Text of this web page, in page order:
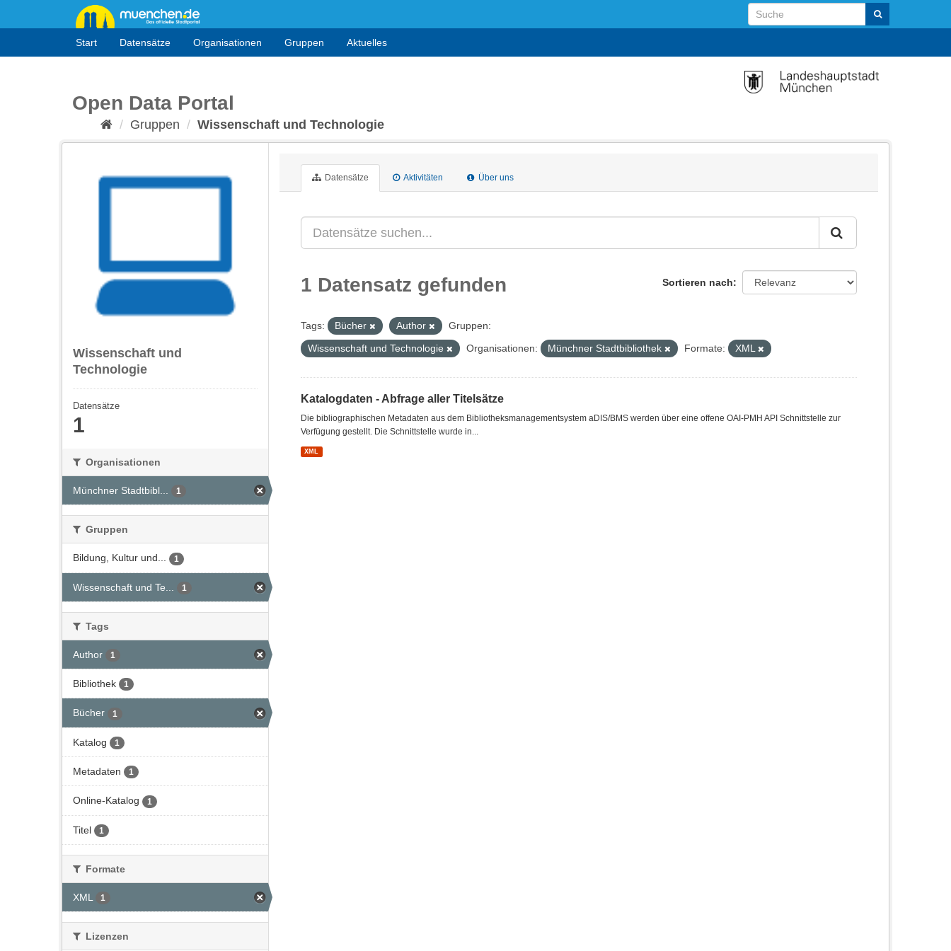
Start Datensätze Organisationen Gruppen Aktuelles
Open Data Portal
Gruppen Wissenschaft und Technologie
Wissenschaft und
Technologie
Datensätze
1
Organisationen
Münchner Stadtbibl... 1
Gruppen
Bildung, Kultur und... 1
Wissenschaft und Te... 1
Tags
Author 1
Bibliothek 1
Bücher 1
Katalog 1
Metadaten 1
Online-Katalog 1
Titel 1
Formate
XML 1
Lizenzen
Datensätze Aktivitäten Über uns
Sortieren nach
1 Datensatz gefunden
Tags: Bücher Author
Gruppen:
Wissenschaft und Technologie
Organisationen: Münchner Stadtbibliothek Formate: XML
Katalogdaten - Abfrage aller Titelsätze
Die bibliographischen Metadaten aus dem Bibliotheksmanagementsystem aDIS/BMS werden über eine offene OAI-PMH API Schnittstelle zur
Verfügung gestellt. Die Schnittstelle wurde in...
XML